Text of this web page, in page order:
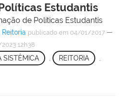
Estudantis
de Políticas Estudantis
publicado em 04/01/2017 —
12h38
SISTÊMICA REITORIA